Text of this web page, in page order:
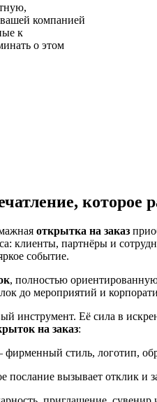
компанией
к
о этом
которое
открытка на заказ
клиенты, партнёры и
событие.
, полностью
до мероприятий и
инструмент. Её сила в
на заказ:
фирменный стиль, логотип,
вызывает отклик и